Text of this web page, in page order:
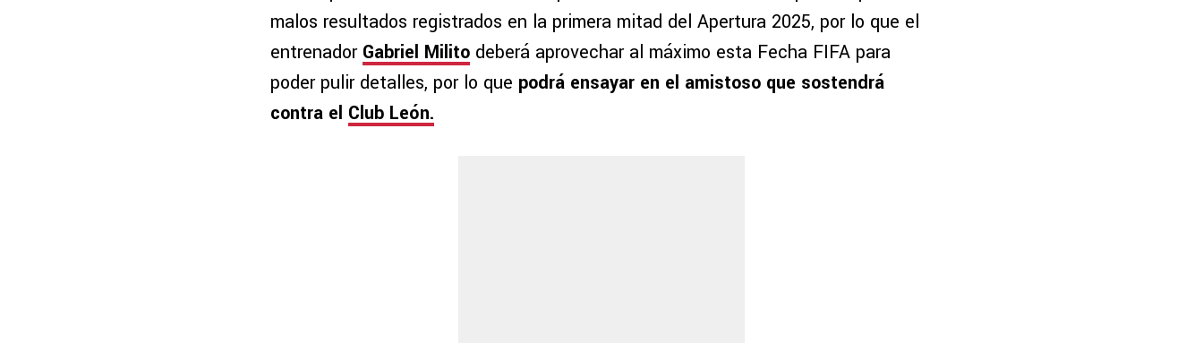
malos resultados registrados en la primera mitad del Apertura 2025, por lo que el
entrenador Gabriel Milito deberá aprovechar al máximo esta Fecha FIFA para
poder pulir detalles, por lo que podrá ensayar en el amistoso que sostendrá
contra el Club León.